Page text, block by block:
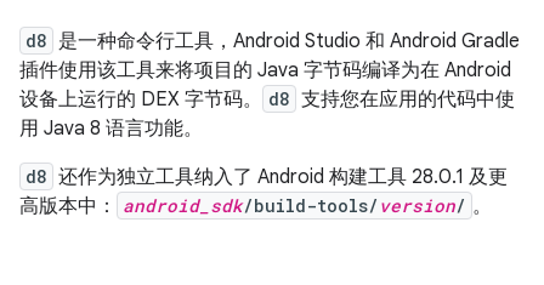
d8 是一种命令行工具，Android Studio 和 Android Gradle
插件使用该工具来将项目的 Java 字节码编译为在 Android
设备上运行的 DEX 字节码。
d8 支持您在应用的代码中使
用 Java 8 语言功能。
d8 还作为独立工具纳入了 Android 构建工具 28.0.1 及更
高版本中：
android_sdk/build-tools/ version/ 。